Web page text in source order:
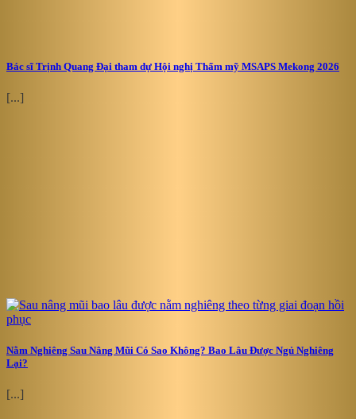
Bác sĩ Trịnh Quang Đại tham dự Hội nghị Thẩm mỹ MSAPS Mekong 2026
[...]
Nằm Nghiêng Sau Nâng Mũi Có Sao Không? Bao Lâu Được Ngủ Nghiêng
Lại?
[...]